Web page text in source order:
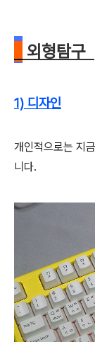
외형탐구
1) 디자인
개인적으로는 지
니다.